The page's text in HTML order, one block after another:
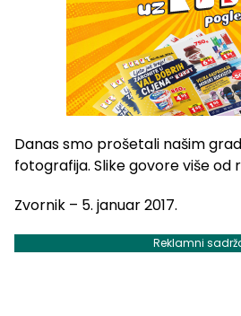
Danas smo prošetali našim
fotografija. Slike govore više od
Zvornik – 5. januar 2017.
Reklamni